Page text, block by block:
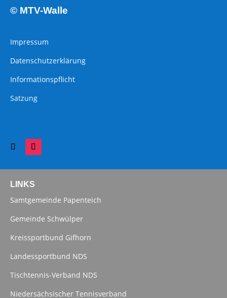
© MTV-Walle
Impressum
Datenschutzerklärung
Informationspflicht
Satzung
LINKS
Samtgemeinde Papenteich
Gemeinde Schwülper
Kreissportbund Gifhorn
Landessportbund NDS
Tischtennis-Verband NDS
Niedersächsischer Tennisverband